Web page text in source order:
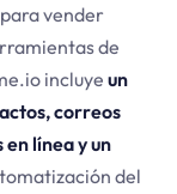
vender
de
incluyeun
correos
línea y un
del